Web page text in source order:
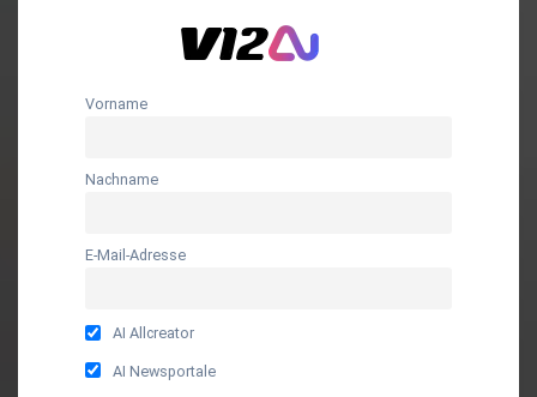
Vorname
Nachname
E-Mail-Adresse
AI Allcreator
AI Newsportale